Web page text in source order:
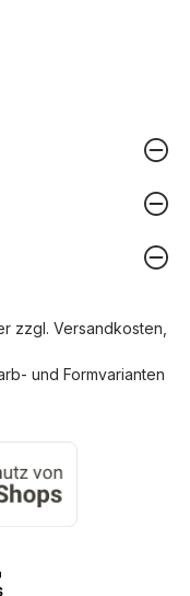
zzgl. Versandkosten
und Formvarianten